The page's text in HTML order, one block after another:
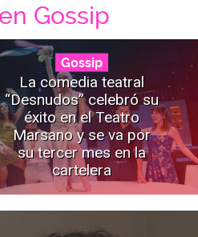
Gossip
Gossip
La comedia teatral
“Desnudos” celebró su
éxito en el Teatro
Marsano y se va por
su tercer mes en la
cartelera